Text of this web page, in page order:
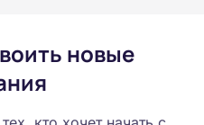
новые